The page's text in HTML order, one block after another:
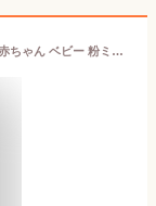
和光堂レーベンスミルクはいはい810g 和光堂 赤ちゃん ベビー 粉ミルク 育児用 0歳 0か月 哺乳瓶 DHA ガラクトオリゴ糖